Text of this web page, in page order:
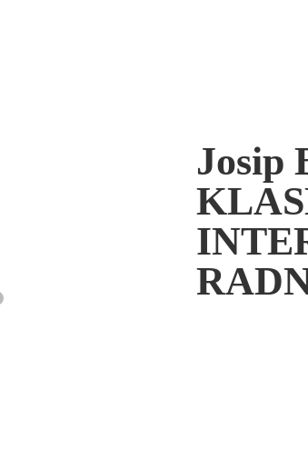
Josip